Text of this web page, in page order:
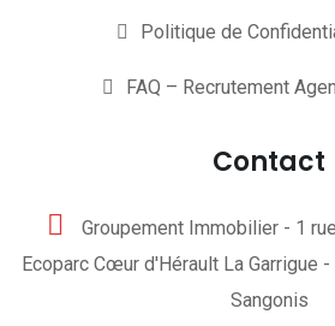
Politique de
FAQ – Recrutement
Contact
Groupement Immobilier - 1
Ecoparc Cœur d'Hérault La Garrigue
Sangonis